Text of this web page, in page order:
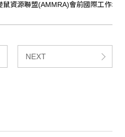
鼠資源聯盟(AMMRA)會前國際工作坊
NEXT